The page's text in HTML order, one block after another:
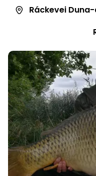
Ráckevei